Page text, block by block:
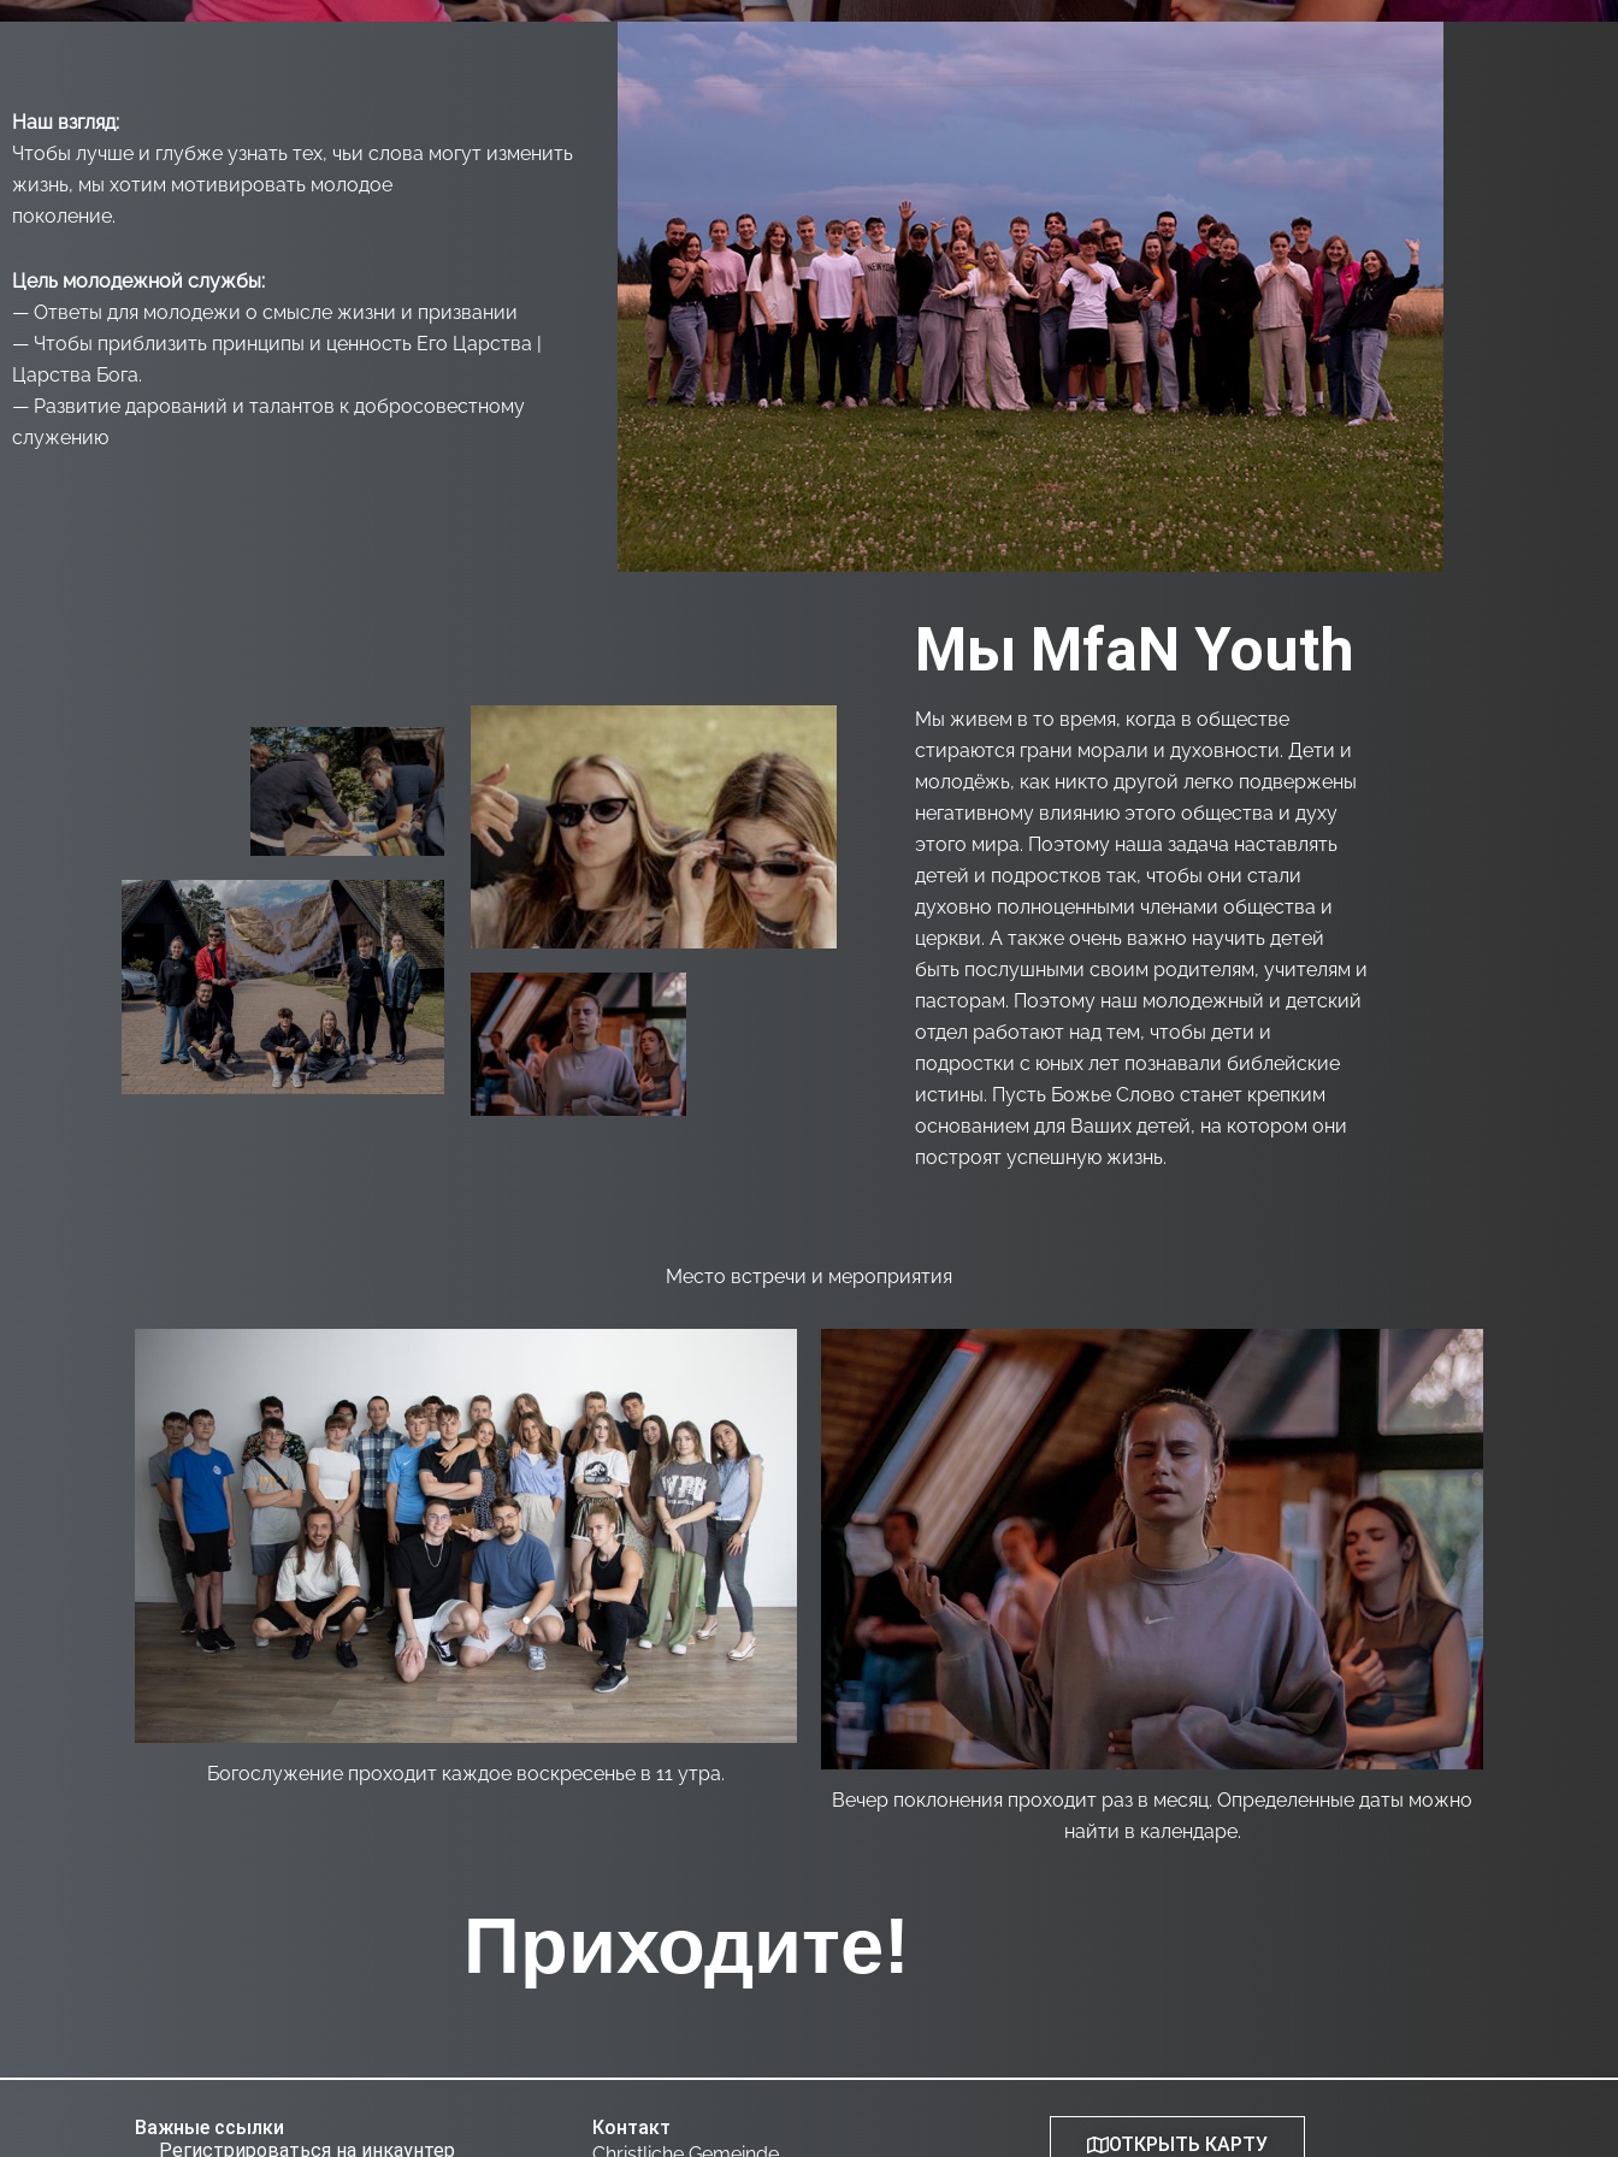
Наш взгляд:
Чтобы лучше и глубже узнать тех, чьи слова могут изменить
жизнь, мы хотим мотивировать молодое
поколение.
Цель молодежной службы:
— Ответы для молодежи о смысле жизни и призвании
— Чтобы приблизить принципы и ценность Его Царства |
Царства Бога.
— Развитие дарований и талантов к добросовестному
служению
Мы MfaN Youth
Мы живем в то время, когда в обществе
стираются грани морали и духовности. Дети и
молодёжь, как никто другой легко подвержены
негативному влиянию этого общества и духу
этого мира. Поэтому наша задача наставлять
детей и подростков так, чтобы они стали
духовно полноценными членами общества и
церкви. А также очень важно научить детей
быть послушными своим родителям, учителям и
пасторам. Поэтому наш молодежный и детский
отдел работают над тем, чтобы дети и
подростки с юных лет познавали библейские
истины. Пусть Божье Слово станет крепким
основанием для Ваших детей, на котором они
построят успешную жизнь.
Место встречи и мероприятия​
Богослужение проходит каждое воскресенье в 11 утра.
Вечер поклонения проходит раз в месяц. Определенные даты можно
найти в календаре.
Приходите!​
Важные ссылки
Регистрироваться на инкаунтер
Контакт
ОТКРЫТЬ КАРТУ